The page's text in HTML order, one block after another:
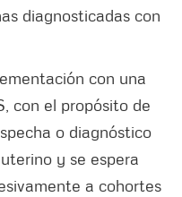
diagnosticadas con
con una
con el propósito de
o diagnóstico
y se espera
a cohortes